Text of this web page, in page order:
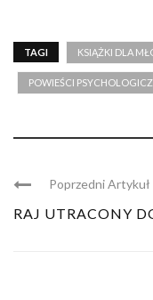
TAGI KSIĄŻKI DLA
POWIEŚCI
Poprzedni Artykuł
RAJ UTRACONY